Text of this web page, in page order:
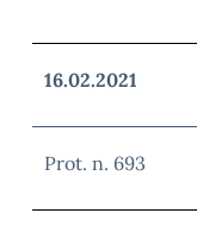
16.02.2021
Prot. n. 693